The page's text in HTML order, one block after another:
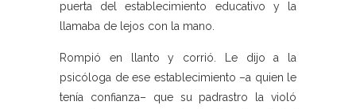
puerta del establecimiento educativo y la
llamaba de lejos con la mano.
Rompió en llanto y corrió. Le dijo a la
psicóloga de ese establecimiento –a quien le
tenía confianza– que su padrastro la violó